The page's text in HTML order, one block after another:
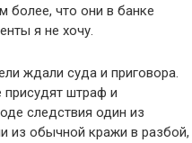
более, что они в банке
я не хочу.
ждали суда и приговора.
присудят штраф и
следствия один из
из обычной кражи в разбой,